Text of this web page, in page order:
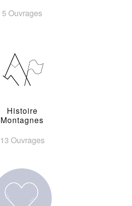
5 Ouvrages
Histoire
Montagnes
13 Ouvrages